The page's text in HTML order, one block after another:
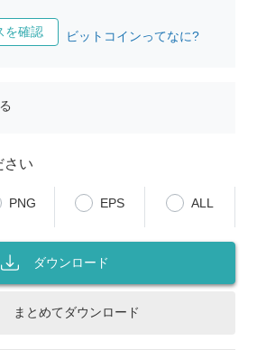
を確認 ビットコインってなに?
さい
PNG EPS ALL
ダウンロード
まとめてダウンロード